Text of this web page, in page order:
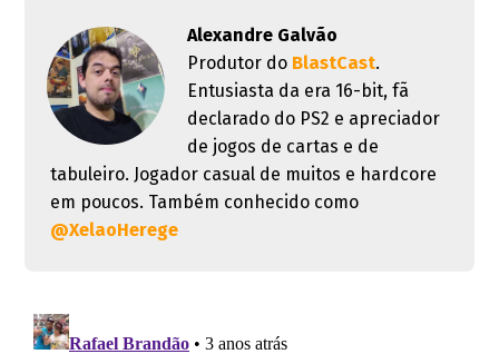
Alexandre Galvão
Produtor do BlastCast.
Entusiasta da era 16-bit, fã
declarado do PS2 e apreciador
de jogos de cartas e de
tabuleiro. Jogador casual de muitos e hardcore
em poucos. Também conhecido como
@XelaoHerege